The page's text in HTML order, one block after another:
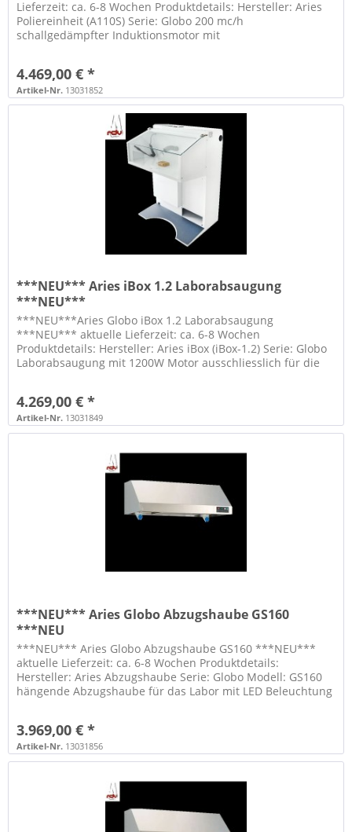
Lieferzeit: ca. 6-8 Wochen Produktdetails: Hersteller: Aries
Poliereinheit (A110S) Serie: Globo 200 mc/h
schallgedämpfter Induktionsmotor mit
4.469,00 € *
Artikel-Nr. 13031852
***NEU*** Aries iBox 1.2 Laborabsaugung
***NEU***
***NEU***Aries Globo iBox 1.2 Laborabsaugung
***NEU*** aktuelle Lieferzeit: ca. 6-8 Wochen
Produktdetails: Hersteller: Aries iBox (iBox-1.2) Serie: Globo
Laborabsaugung mit 1200W Motor ausschliesslich für die
4.269,00 € *
Artikel-Nr. 13031849
***NEU*** Aries Globo Abzugshaube GS160
***NEU
***NEU*** Aries Globo Abzugshaube GS160 ***NEU***
aktuelle Lieferzeit: ca. 6-8 Wochen Produktdetails:
Hersteller: Aries Abzugshaube Serie: Globo Modell: GS160
hängende Abzugshaube für das Labor mit LED Beleuchtung
3.969,00 € *
Artikel-Nr. 13031856